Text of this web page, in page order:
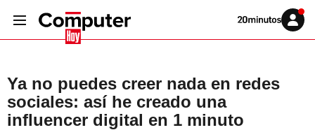
Volver
Iniciar
sesión
Ya no puedes creer nada en redes
sociales: así he creado una
influencer digital en 1 minuto